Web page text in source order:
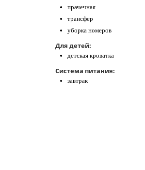
прачечная
трансфер
уборка номеров
Для детей:
детская кроватка
Система питания:
завтрак